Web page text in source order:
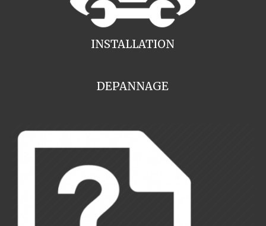
INSTALLATION
DEPANNAGE